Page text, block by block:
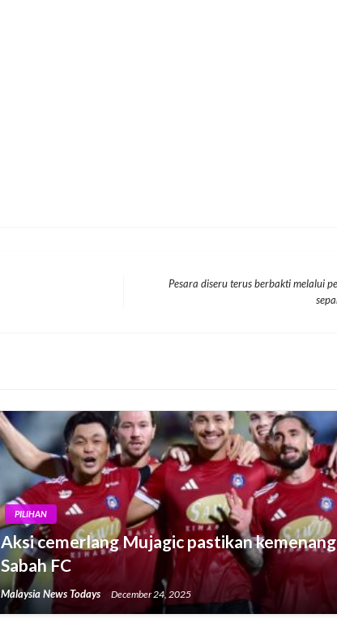
Pesara diseru terus berbakti melalui
PILIHAN
Aksi cemerlang Mujagic pastikan
Sabah FC
Malaysia News Todays December 24, 2025